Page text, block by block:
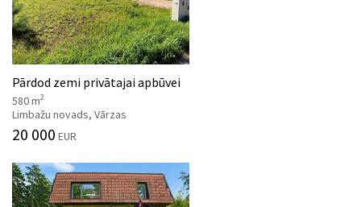
Pārdod zemi privātajai apbūvei
580 m2
Limbažu novads, Vārzas
20 000 EUR